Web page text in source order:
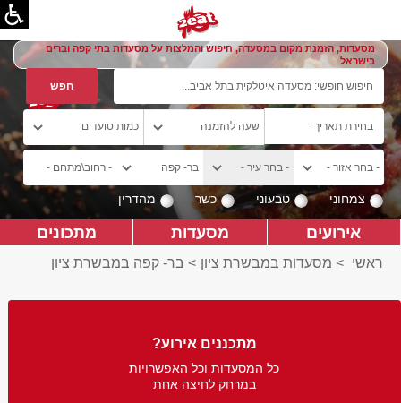
מסעדות, הזמנת מקום במסעדה, חיפוש והמלצות על מסעדות בתי קפה וברים
בישראל
צמחוני טבעוני כשר מהדרין
אירועים מסעדות מתכונים
ראשי > מסעדות במבשרת ציון > בר- קפה במבשרת ציון
מתכננים אירוע?
כל המסעדות וכל האפשרויות
במרחק לחיצה אחת